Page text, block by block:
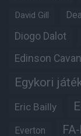
David Gill
Diogo Dalot
Edinson
Egykori
Eric Bailly
Everton